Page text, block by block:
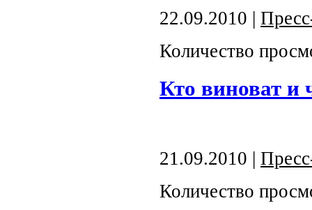
22.09.2010 |
Количество
Кто виноват и
21.09.2010 |
Количество